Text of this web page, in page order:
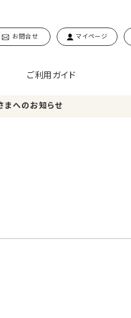
お問合せ マイページ
ご利用ガイド
まへのお知らせ